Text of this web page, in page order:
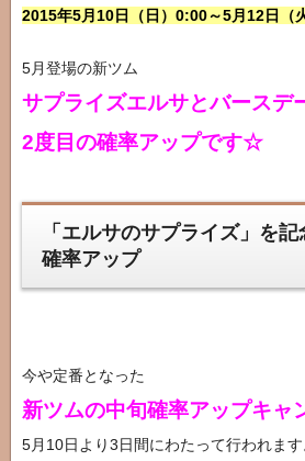
2015年5月10日（日）0:00～5月12日（
5月登場の新ツム
サプライズエルサとバースデ
2度目の確率アップです☆
「エルサのサプライズ」を
確率アップ
今や定番となった
新ツムの中旬確率アップキャ
5月10日より3日間にわたって行われます